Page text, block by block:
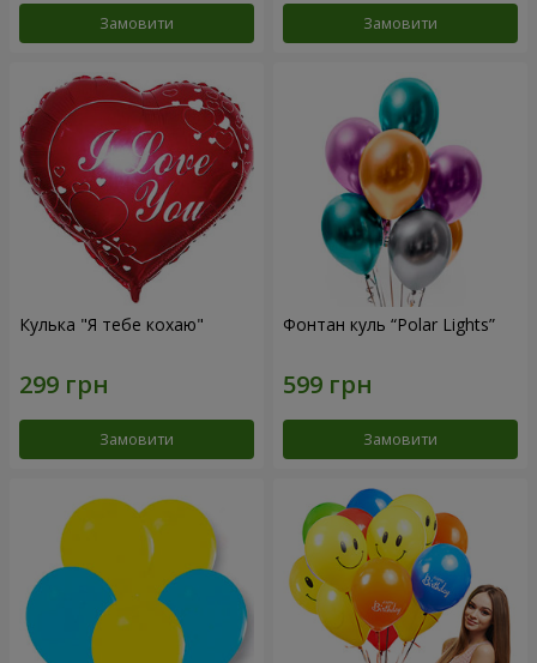
Замовити Замовити
Кулька "Я тебе кохаю"
Замовити
Фонтан куль “Polar Lights”
Замовити